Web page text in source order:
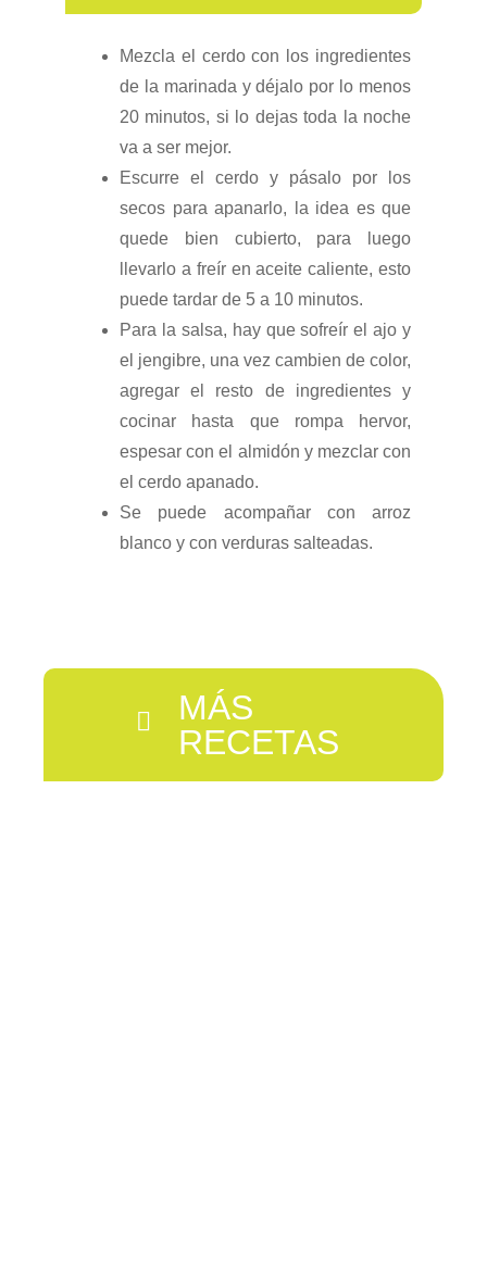
Mezcla el cerdo con los ingredientes
de la marinada y déjalo por lo menos
20 minutos, si lo dejas toda la noche
va a ser mejor.
Escurre el cerdo y pásalo por los
secos para apanarlo, la idea es que
quede bien cubierto, para luego
llevarlo a freír en aceite caliente, esto
puede tardar de 5 a 10 minutos.
Para la salsa, hay que sofreír el ajo y
el jengibre, una vez cambien de color,
agregar el resto de ingredientes y
cocinar hasta que rompa hervor,
espesar con el almidón y mezclar con
el cerdo apanado.
Se puede acompañar con arroz
blanco y con verduras salteadas.
MÁS
RECETAS